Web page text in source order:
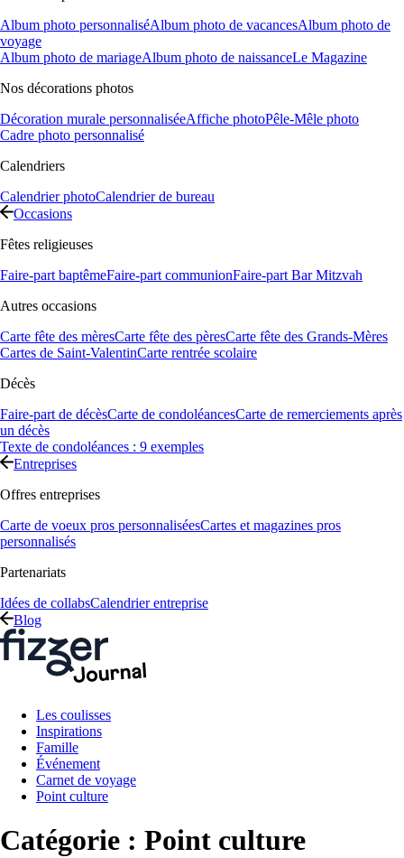
Album photo personnaliséAlbum photo de vacancesAlbum photo de
voyage
Album photo de mariageAlbum photo de naissanceLe Magazine
Nos décorations photos
Décoration murale personnaliséeAffiche photoPêle-Mêle photo
Cadre photo personnalisé
Calendriers
Calendrier photoCalendrier de bureau
Occasions
Fêtes religieuses
Faire-part baptêmeFaire-part communionFaire-part Bar Mitzvah
Autres occasions
Carte fête des mèresCarte fête des pèresCarte fête des Grands-Mères
Cartes de Saint-ValentinCarte rentrée scolaire
Décès
Faire-part de décèsCarte de condoléancesCarte de remerciements après
un décès
Texte de condoléances : 9 exemples
Entreprises
Offres entreprises
Carte de voeux pros personnaliséesCartes et magazines pros
personnalisés
Partenariats
Idées de collabsCalendrier entreprise
Blog
Les coulisses
Inspirations
Famille
Événement
Carnet de voyage
Point culture
Catégorie : Point culture